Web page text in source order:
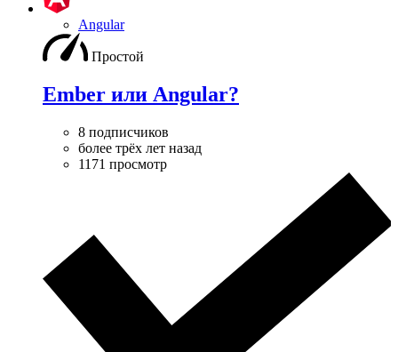
Angular
Простой
Ember или Angular?
8 подписчиков
более трёх лет назад
1171 просмотр